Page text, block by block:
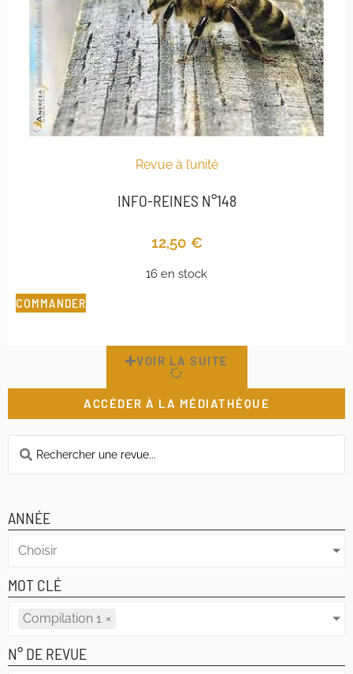
ACCÉDER À LA MÉDIATHÈQUE
ANNÉE
Choisir
MOT CLÉ
Compilation 1 ×
N° DE REVUE
Revue à l’unité
INFO-REINES N°148
12,50 €
16 en stock
COMMANDER
VOIR LA SUITE